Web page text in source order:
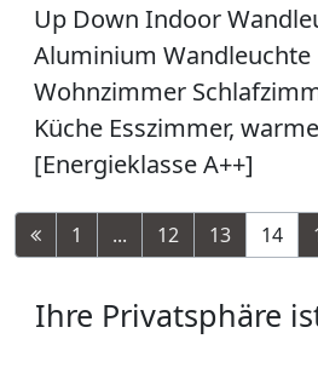
Up Down Indoor
Aluminium
Wohnzimmer
Küche Esszimmer,
[Energieklasse A++]
1 ... 12 13 14
Ihre Privatsphäre